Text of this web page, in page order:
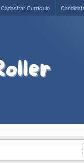
Cadastrar Currículo